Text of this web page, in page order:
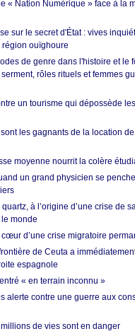
« Nation Numérique » face à la
sur le secret d'État : vives
ouïghoure
de genre dans l'histoire et le
rôles rituels et femmes
un tourisme qui dépossède
sont les gagnants de la location
moyenne nourrit la colère
un grand physicien se
à l’origine d’une crise de
monde
d’une crise migratoire
de Ceuta a
espagnole
« en terrain inconnu »
alerte contre une guerre aux
de vies sont en danger